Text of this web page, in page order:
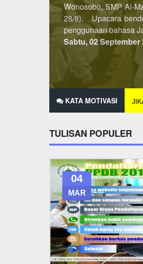
Penerimaan Siswa/
dibuka pada
2021 hingga 25 Des...
Minggu, 07
KATA MOTIVASI
TULISAN POPULER
04
MAR